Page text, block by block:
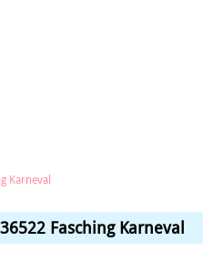
Karneval
Fasching Karneval